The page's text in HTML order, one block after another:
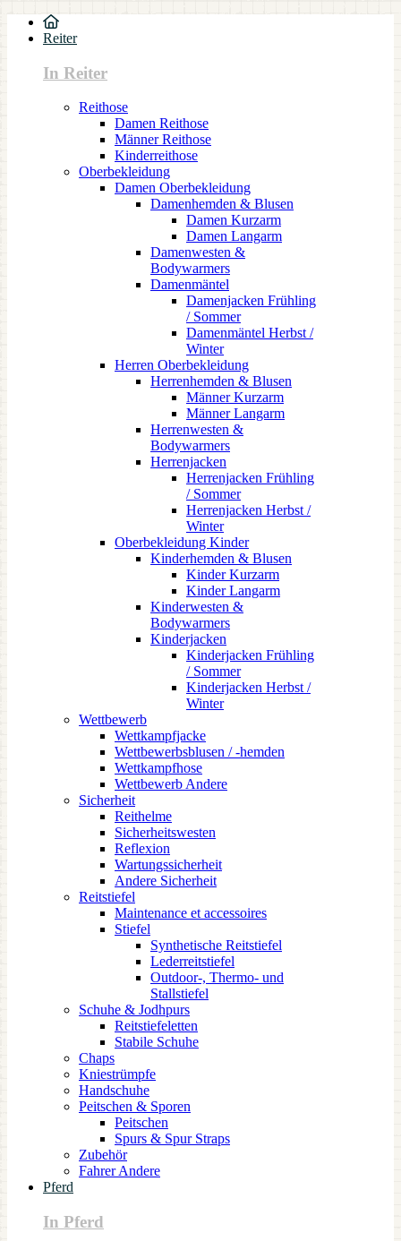
Reiter
In Reiter
Reithose
Damen Reithose
Männer Reithose
Kinderreithose
Oberbekleidung
Damen Oberbekleidung
Damenhemden & Blusen
Damen Kurzarm
Damen Langarm
Damenwesten &
Bodywarmers
Damenmäntel
Damenjacken Frühling
/ Sommer
Damenmäntel Herbst /
Winter
Herren Oberbekleidung
Herrenhemden & Blusen
Männer Kurzarm
Männer Langarm
Herrenwesten &
Bodywarmers
Herrenjacken
Herrenjacken Frühling
/ Sommer
Herrenjacken Herbst /
Winter
Oberbekleidung Kinder
Kinderhemden & Blusen
Kinder Kurzarm
Kinder Langarm
Kinderwesten &
Bodywarmers
Kinderjacken
Kinderjacken Frühling
/ Sommer
Kinderjacken Herbst /
Winter
Wettbewerb
Wettkampfjacke
Wettbewerbsblusen / -hemden
Wettkampfhose
Wettbewerb Andere
Sicherheit
Reithelme
Sicherheitswesten
Reflexion
Wartungssicherheit
Andere Sicherheit
Reitstiefel
Maintenance et accessoires
Stiefel
Synthetische Reitstiefel
Lederreitstiefel
Outdoor-, Thermo- und
Stallstiefel
Schuhe & Jodhpurs
Reitstiefeletten
Stabile Schuhe
Chaps
Kniestrümpfe
Handschuhe
Peitschen & Sporen
Peitschen
Spurs & Spur Straps
Zubehör
Fahrer Andere
Pferd
In Pferd